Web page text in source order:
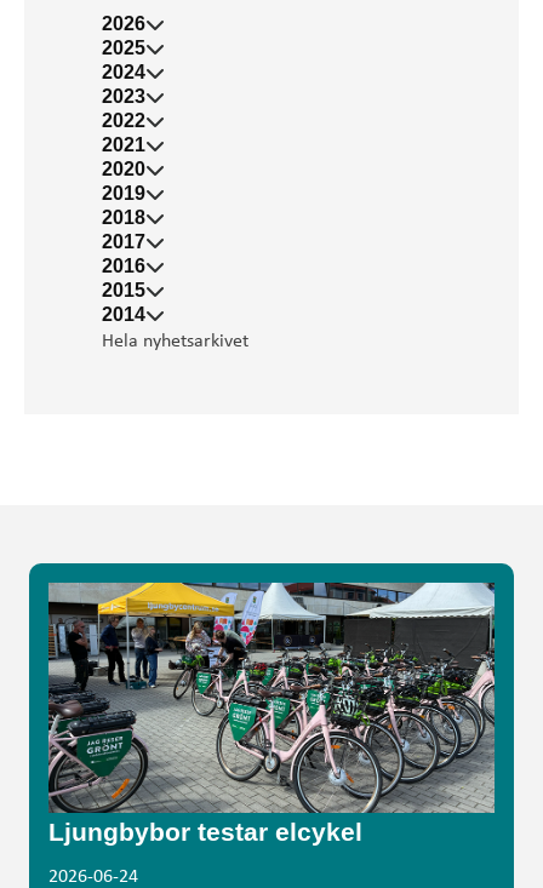
2026
2025
2024
2023
2022
2021
2020
2019
2018
2017
2016
2015
2014
Hela nyhetsarkivet
Ljungbybor testar elcykel
2026-06-24